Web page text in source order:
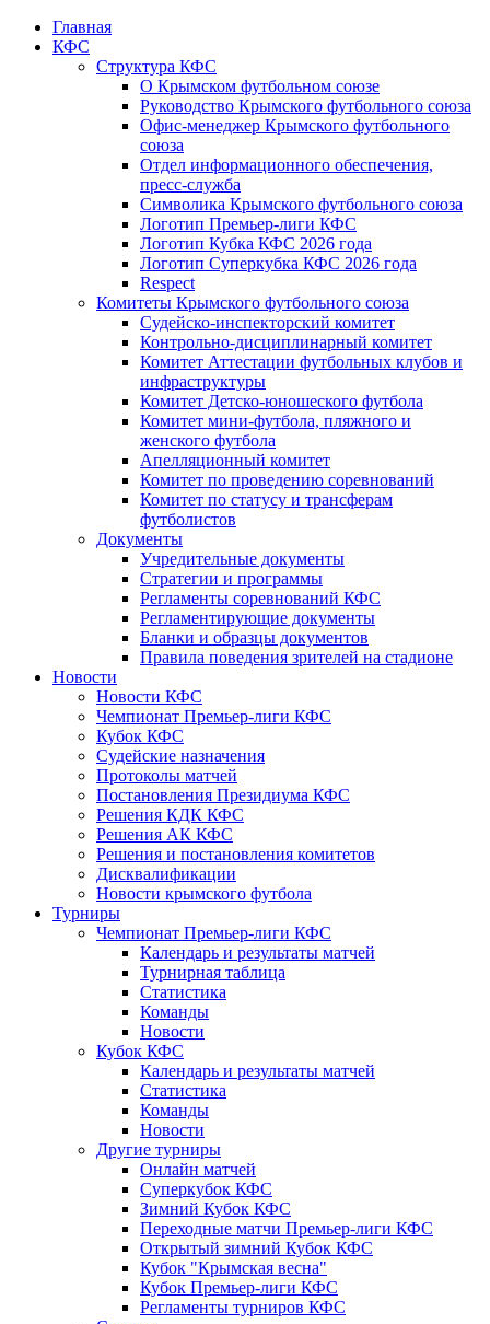
Главная
КФС
Структура КФС
О Крымском футбольном союзе
Руководство Крымского футбольного союза
Офис-менеджер Крымского футбольного
союза
Отдел информационного обеспечения,
пресс-служба
Символика Крымского футбольного союза
Логотип Премьер-лиги КФС
Логотип Кубка КФС 2026 года
Логотип Суперкубка КФС 2026 года
Respect
Комитеты Крымского футбольного союза
Судейско-инспекторский комитет
Контрольно-дисциплинарный комитет
Комитет Аттестации футбольных клубов и
инфраструктуры
Комитет Детско-юношеского футбола
Комитет мини-футбола, пляжного и
женского футбола
Апелляционный комитет
Комитет по проведению соревнований
Комитет по статусу и трансферам
футболистов
Документы
Учредительные документы
Стратегии и программы
Регламенты соревнований КФС
Регламентирующие документы
Бланки и образцы документов
Правила поведения зрителей на стадионе
Новости
Новости КФС
Чемпионат Премьер-лиги КФС
Кубок КФС
Судейские назначения
Протоколы матчей
Постановления Президиума КФС
Решения КДК КФС
Решения АК КФС
Решения и постановления комитетов
Дисквалификации
Новости крымского футбола
Турниры
Чемпионат Премьер-лиги КФС
Календарь и результаты матчей
Турнирная таблица
Статистика
Команды
Новости
Кубок КФС
Календарь и результаты матчей
Статистика
Команды
Новости
Другие турниры
Онлайн матчей
Суперкубок КФС
Зимний Кубок КФС
Переходные матчи Премьер-лиги КФС
Открытый зимний Кубок КФС
Кубок "Крымская весна"
Кубок Премьер-лиги КФС
Регламенты турниров КФС